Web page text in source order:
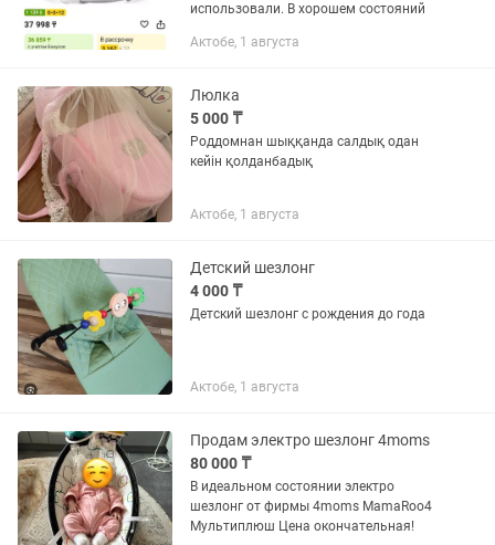
использовали. В хорошем состояний
Актобе, 1 августа
Люлка
5 000 ₸
Роддомнан шыққанда салдық одан
кейін қолданбадық
Актобе, 1 августа
Детский шезлонг
4 000 ₸
Детский шезлонг с рождения до года
Актобе, 1 августа
Продам электро шезлонг 4moms
80 000 ₸
В идеальном состоянии электро
шезлонг от фирмы 4moms MamaRoo4
Мультиплюш Цена окончательная!